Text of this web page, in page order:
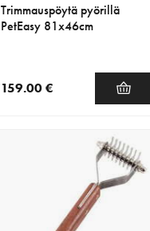
Trimmauspöytä pyörillä
PetEasy 81x46cm
159.00 €